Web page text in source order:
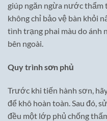
giúp ngăn ngừa nước thẩm
không chỉ bảo vệ bàn khỏi
tình trạng phai màu do ánh
bên ngoài.
Quy trình sơn phủ
Trước khi tiến hành sơn,
để khô hoàn toàn. Sau đó,
đều một lớp phủ chống